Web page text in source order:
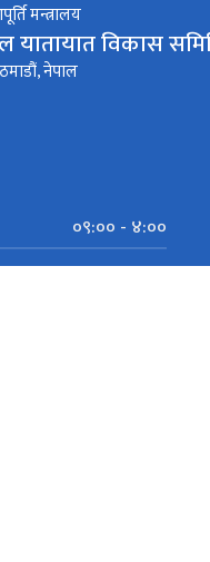
मन्त्रालय
यातायात विकास
नेपाल
०९:०० - ४:००